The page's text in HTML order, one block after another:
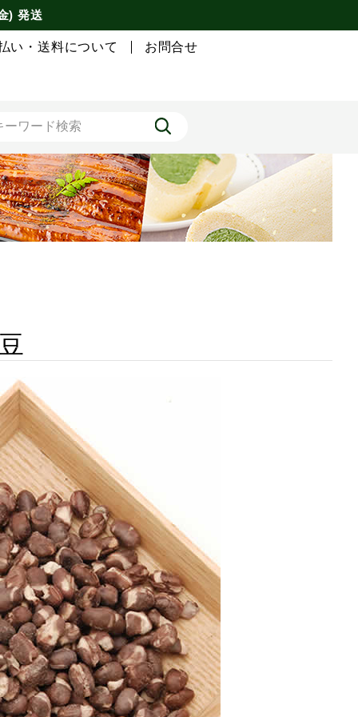
) 発送
い・送料について お問合せ